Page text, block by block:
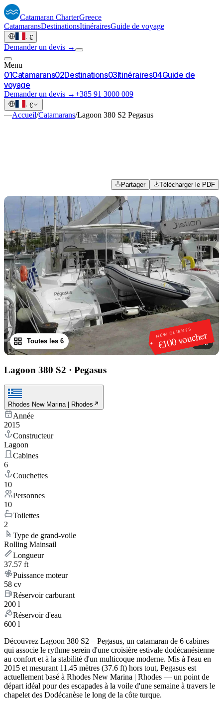
Catamaran CharterGreece
CatamaransDestinationsItinérairesGuide de voyage
· €
Demander un devis →
Menu
01Catamarans02Destinations03Itinéraires04Guide de
voyage
Demander un devis →+385 91 3000 009
· €
—Accueil/Catamarans/Lagoon 380 S2 Pegasus
Partager Télécharger le PDF
NEW CLIENTS
€100 voucher
1 /6
Toutes les 6
Lagoon 380 S2 · Pegasus
Rhodes New Marina | Rhodes
Année
2015
Constructeur
Lagoon
Cabines
6
Couchettes
10
Personnes
10
Toilettes
2
Type de grand-voile
Rolling Mainsail
Longueur
37.57 ft
Puissance moteur
58 cv
Réservoir carburant
200 l
Réservoir d'eau
600 l
Découvrez Lagoon 380 S2 – Pegasus, un catamaran de 6 cabines
qui associe le rythme serein d'une croisière estivale dodécanésienne
au confort et à la stabilité d'un multicoque moderne. Mis à l'eau en
2015 et mesurant 11.45 mètres (37.6 ft) hors tout, Pegasus est
actuellement basé à Rhodes New Marina | Rhodes — un point de
départ idéal pour des escapades à la voile d'une semaine à travers le
chapelet des Dodécanèse le long de la côte turque.